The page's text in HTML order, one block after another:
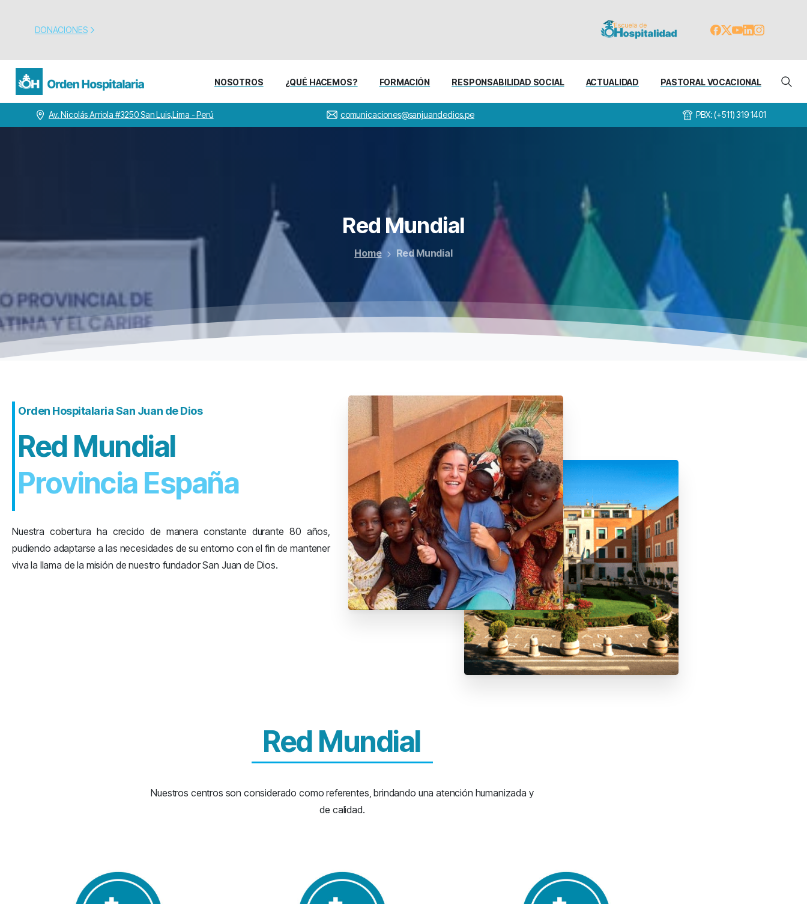
DONACIONES
NOSOTROS ¿QUÉ HACEMOS? FORMACIÓN RESPONSABILIDAD SOCIAL ACTUALIDAD PASTORAL VOCACIONAL
Av. Nicolás Arriola #3250 San Luis,Lima - Perú comunicaciones@sanjuandedios.pe PBX: (+511) 319 1401
Red Mundial
Home Red Mundial
Orden Hospitalaria San Juan de Dios
Red Mundial
Provincia Andalucia
Nuestra cobertura ha crecido de manera constante durante 80 años,
pudiendo adaptarse a las necesidades de su entorno con el fin de mantener
viva la llama de la misión de nuestro fundador San Juan de Dios.
Red Mundial
Nuestros centros son considerado como referentes, brindando una atención humanizada y
de calidad.